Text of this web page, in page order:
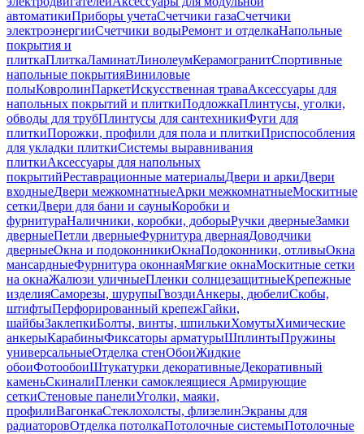
автоматикиПриборы учетаСчетчики газаСчетчики
электроэнергииСчетчики водыРемонт и отделкаНапольные
покрытия и
плиткаПлиткаЛаминатЛинолеумКерамогранитСпортивные
напольные покрытияВиниловые
полыКовролинПаркетИскусственная траваАксессуары для
напольных покрытий и плиткиПодложкаПлинтусы, уголки,
обводы для трубПлинтусы для сантехникиФуги для
плиткиПорожки, профили для пола и плиткиПриспособления
для укладки плиткиСистемы выравнивания
плиткиАксессуары для напольных
покрытийРеставрационные материалыДвери и аркиДвери
входныеДвери межкомнатныеАрки межкомнатныеМоскитные
сеткиДвери для бани и сауныКоробки и
фурнитураНаличники, коробки, доборыРучки дверныеЗамки
дверныеПетли дверныеФурнитура двернаяДоводчики
дверныеОкна и подоконникиОкнаПодоконники, отливыОкна
мансардныеФурнитура оконнаяМягкие окнаМоскитные сетки
на окнаЖалюзи уличныеПленки солнцезащитныеКрепежные
изделияСаморезы, шурупыГвоздиАнкеры, дюбелиСкобы,
штифтыПерфорированный крепежГайки,
шайбыЗаклепкиБолты, винты, шпилькиХомутыХимические
анкерыКарабиныФиксаторы арматурыШплинтыПружины
универсальныеОтделка стенОбоиЖидкие
обоиФотообоиШтукатурки декоративныеДекоративный
каменьСкиналиПленки самоклеящиеся Армирующие
сеткиСтеновые панелиУголки, маяки,
профилиВагонкаСтеклохолсты, флизелинЭкраны для
радиаторовОтделка потолкаПотолочные системыПотолочные